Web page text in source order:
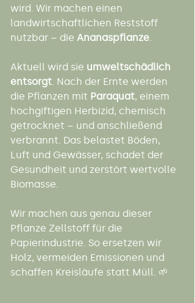
wird. Wir machen einen
landwirtschaftlichen Reststoff
nutzbar – die Ananaspflanze.
Aktuell wird sie umweltschädlich
entsorgt. Nach der Ernte werden
die Pflanzen mit Paraquat, einem
hochgiftigen Herbizid, chemisch
getrocknet – und anschließend
verbrannt. Das belastet Böden,
Luft und Gewässer, schadet der
Gesundheit und zerstört wertvolle
Biomasse.
Wir machen aus genau dieser
Pflanze Zellstoff für die
Papierindustrie. So ersetzen wir
Holz, vermeiden Emissionen und
schaffen Kreisläufe statt Müll. 🌱